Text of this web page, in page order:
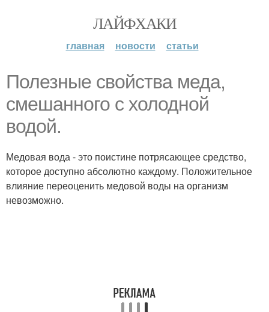
ЛАЙФХАКИ
главная новости статьи
Полезные свойства меда,
смешанного с холодной
водой.
Медовая вода - это поистине потрясающее средство,
которое доступно абсолютно каждому. Положительное
влияние переоценить медовой воды на организм
невозможно.